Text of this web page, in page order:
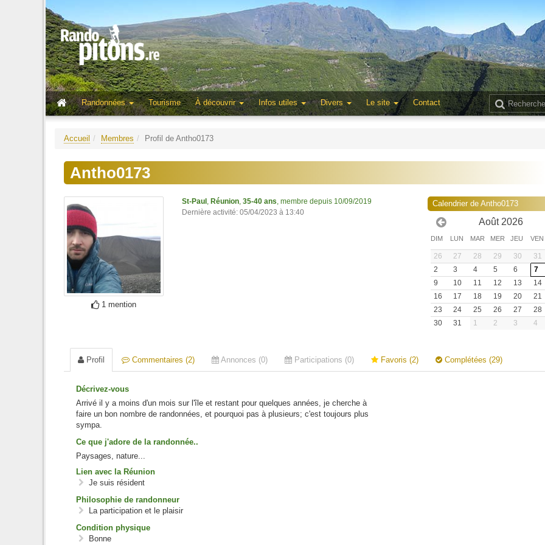
Randonnées
Tourisme À découvrir Infos utiles Divers Le site Contact
Accueil Membres Profil de Antho0173
Antho0173
1 mention
St-Paul Réunion 35-40 ans , membre depuis 10/09/2019
Dernière activité: 05/04/2023 à 13:40
Calendrier de Antho0173
Août 2026
DIM LUN MAR MER JEU VEN
26 27 28 29 30 31
2
3 4 5 6 7
9
10 11 12 13 14
16
17 18 19 20 21
23
24 25 26 27 28
30
31 1 2 3 4
Profil Commentaires (2) Annonces (0) Participations (0) Favoris (2) Complétées (29)
Décrivez-vous
Arrivé il y a moins d'un mois sur l'île et restant pour quelques années, je cherche à
faire un bon nombre de randonnées, et pourquoi pas à plusieurs; c'est toujours plus
sympa.
Ce que j'adore de la randonnée..
Paysages, nature...
Lien avec la Réunion
Je suis résident
Philosophie de randonneur
La participation et le plaisir
Condition physique
Bonne